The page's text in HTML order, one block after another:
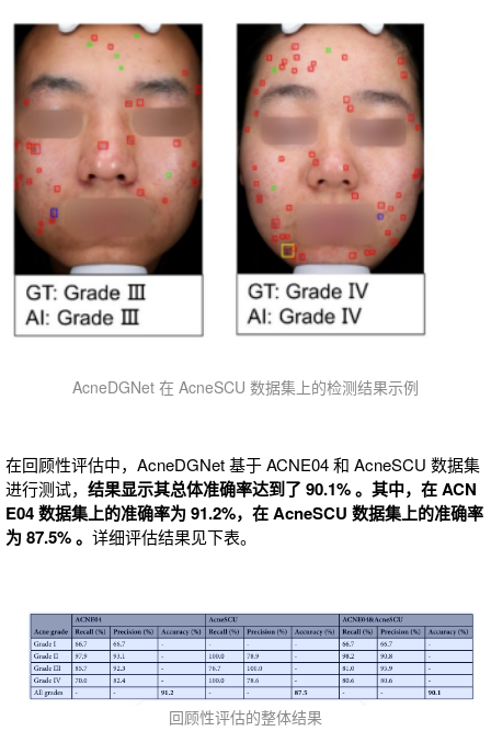
AcneDGNet 在 AcneSCU 数据集上的检测结果示例
在回顾性评估中，AcneDGNet 基于 ACNE04 和 AcneSCU 数据集
进行测试， 结果显示其总体准确率达到了 90.1% 。其中，在 ACN
E04 数据集上的准确率为 91.2%，在 AcneSCU 数据集上的准确率
为 87.5% 。 详细评估结果见下表。
回顾性评估的整体结果